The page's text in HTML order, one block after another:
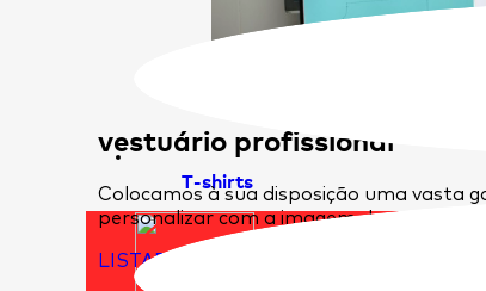
vestuário profissional
Colocamos à sua disposição uma vasta
personalizar com a imagem da sua
LISTAR ARTIGOS
T-shirts